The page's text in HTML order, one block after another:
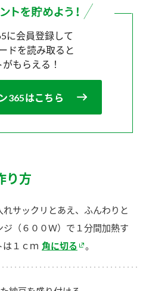
に会員登録して
ドを読み取ると
もらえる！
365はこちら
り方
サックリとあえ、ふんわりと
ジ（６００Ｗ）で１分間加熱す
は１ｃｍ 角に切る 。